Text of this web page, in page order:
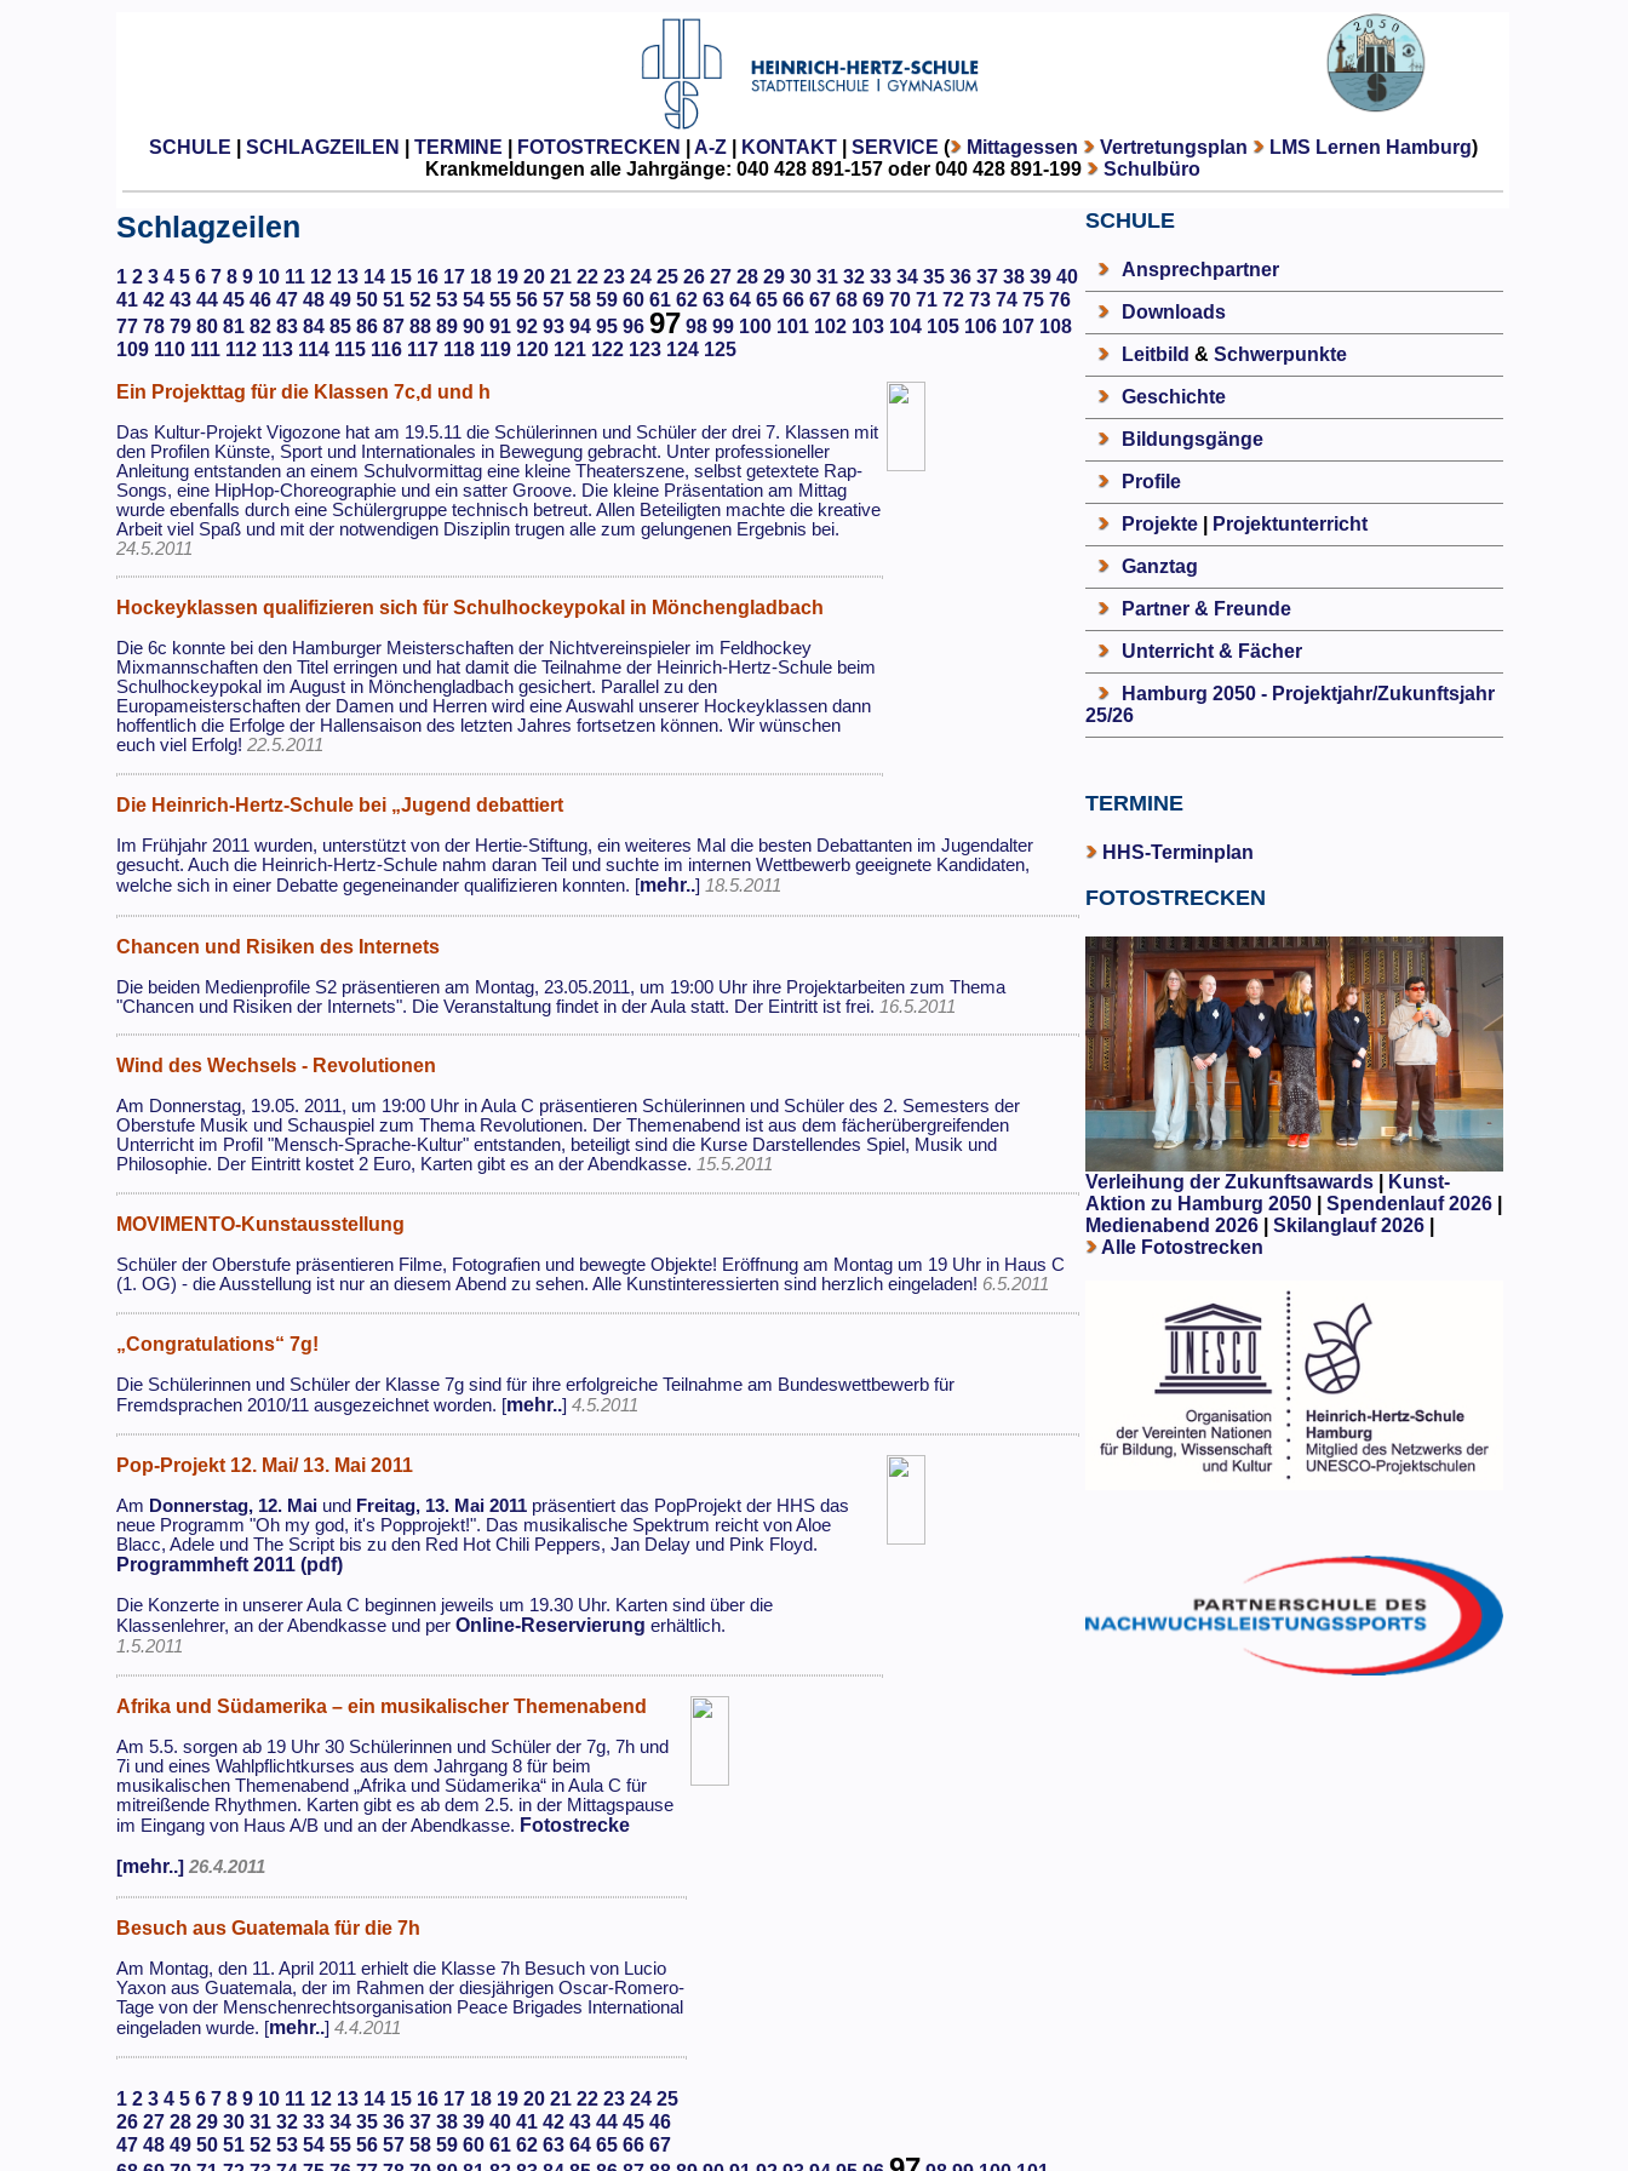
SCHULE SCHLAGZEILEN TERMINE FOTOSTRECKEN A-Z| KONTAKT| SERVICE ( Mittagessen Vertretungsplan LMS Lernen Hamburg)
Krankmeldungen alle Jahrgänge: 040 428 891-157 oder 040 428 891-199
Schulbüro
Schlagzeilen
1 2 3 4 5 6 7 8 9 10 11 12 13 14 15 16 17 18 19 20 21 22 23 24 25 26 27 28 29 30 31 32 33 34 35 36 37 38 39 40
41 42 43 44 45 46 47 48 49 50 51 52 53 54 55 56 57 58 59 60 61 62 63 64 65 66 67 68 69 70 71 72 73 74 75 76
77 78 79 80 81 82 83 84 85 86 87 88 89 90 91 92 93 94 95 96 97 98 99 100 101 102 103 104 105 106 107 108
109 110 111 112 113 114 115 116 117 118 119 120 121 122 123 124 125
Ein Projekttag für die Klassen 7c,d und h
Das Kultur-Projekt Vigozone hat am 19.5.11 die Schülerinnen und Schüler der drei 7. Klassen mit
den Profilen Künste, Sport und Internationales in Bewegung gebracht. Unter professioneller
Anleitung entstanden an einem Schulvormittag eine kleine Theaterszene, selbst getextete Rap-
Songs, eine HipHop-Choreographie und ein satter Groove. Die kleine Präsentation am Mittag
wurde ebenfalls durch eine Schülergruppe technisch betreut. Allen Beteiligten machte die kreative
Arbeit viel Spaß und mit der notwendigen Disziplin trugen alle zum gelungenen Ergebnis bei.
24.5.2011
Hockeyklassen qualifizieren sich für Schulhockeypokal in Mönchengladbach
Die 6c konnte bei den Hamburger Meisterschaften der Nichtvereinspieler im Feldhockey
Mixmannschaften den Titel erringen und hat damit die Teilnahme der Heinrich-Hertz-Schule beim
Schulhockeypokal im August in Mönchengladbach gesichert. Parallel zu den
Europameisterschaften der Damen und Herren wird eine Auswahl unserer Hockeyklassen dann
hoffentlich die Erfolge der Hallensaison des letzten Jahres fortsetzen können. Wir wünschen
euch viel Erfolg!22.5.2011
Die Heinrich-Hertz-Schule bei „Jugend debattiert
Im Frühjahr 2011 wurden, unterstützt von der Hertie-Stiftung, ein weiteres Mal die besten Debattanten im Jugendalter
gesucht. Auch die Heinrich-Hertz-Schule nahm daran Teil und suchte im internen Wettbewerb geeignete Kandidaten,
welche sich in einer Debatte gegeneinander qualifizieren konnten. [mehr..] 18.5.2011
Chancen und Risiken des Internets
Die beiden Medienprofile S2 präsentieren am Montag, 23.05.2011, um 19:00 Uhr ihre Projektarbeiten zum Thema
"Chancen und Risiken der Internets". Die Veranstaltung findet in der Aula statt. Der Eintritt ist frei. 16.5.2011
Wind des Wechsels - Revolutionen
Am Donnerstag, 19.05. 2011, um 19:00 Uhr in Aula C präsentieren Schülerinnen und Schüler des 2. Semesters der
Oberstufe Musik und Schauspiel zum Thema Revolutionen. Der Themenabend ist aus dem fächerübergreifenden
Unterricht im Profil "Mensch-Sprache-Kultur" entstanden, beteiligt sind die Kurse Darstellendes Spiel, Musik und
Philosophie. Der Eintritt kostet 2 Euro, Karten gibt es an der Abendkasse.15.5.2011
MOVIMENTO-Kunstausstellung
Schüler der Oberstufe präsentieren Filme, Fotografien und bewegte Objekte! Eröffnung am Montag um 19 Uhr in Haus C
(1. OG) - die Ausstellung ist nur an diesem Abend zu sehen. Alle Kunstinteressierten sind herzlich eingeladen! 6.5.2011
„Congratulations“ 7g!
Die Schülerinnen und Schüler der Klasse 7g sind für ihre erfolgreiche Teilnahme am Bundeswettbewerb für
Fremdsprachen 2010/11 ausgezeichnet worden. [mehr..]4.5.2011
Pop-Projekt 12. Mai/ 13. Mai 2011
Am Donnerstag, 12. Mai und Freitag, 13. Mai 2011 präsentiert das PopProjekt der HHS das
neue Programm "Oh my god, it's Popprojekt!". Das musikalische Spektrum reicht von Aloe
Blacc, Adele und The Script bis zu den Red Hot Chili Peppers, Jan Delay und Pink Floyd.
Programmheft 2011 (pdf)
Die Konzerte in unserer Aula C beginnen jeweils um 19.30 Uhr. Karten sind über die
Klassenlehrer, an der Abendkasse und perOnline-Reservierung erhältlich.
1.5.2011
Afrika und Südamerika – ein musikalischer Themenabend
Am 5.5. sorgen ab 19 Uhr 30 Schülerinnen und Schüler der 7g, 7h und
7i und eines Wahlpflichtkurses aus dem Jahrgang 8 für beim
musikalischen Themenabend „Afrika und Südamerika“ in Aula C für
mitreißende Rhythmen. Karten gibt es ab dem 2.5. in der Mittagspause
im Eingang von Haus A/B und an der Abendkasse. Fotostrecke
[mehr..]26.4.2011
Besuch aus Guatemala für die 7h
Am Montag, den 11. April 2011 erhielt die Klasse 7h Besuch von Lucio
Yaxon aus Guatemala, der im Rahmen der diesjährigen Oscar-Romero-
Tage von der Menschenrechtsorganisation Peace Brigades International
eingeladen wurde. [mehr..]4.4.2011
1 2 3 4 5 6 7 8 9 10 11 12 13 14 15 16 17 18 19 20 21 22 23 24 25
26 27 28 29 30 31 32 33 34 35 36 37 38 39 40 41 42 43 44 45 46
47 48 49 50 51 52 53 54 55 56 57 58 59 60 61 62 63 64 65 66 67
SCHULE
Ansprechpartner
Downloads
Leitbild & Schwerpunkte
Geschichte
Bildungsgänge
Profile
Projekte| Projektunterricht
Ganztag
Partner & Freunde
Unterricht & Fächer
Hamburg 2050 - Projektjahr/Zukunftsjahr
25/26
TERMINE
HHS-Terminplan
FOTOSTRECKEN
Verleihung der Zukunftsawards|
Kunst-
Aktion zu Hamburg 2050
Spendenlauf 2026|
Medienabend 2026| Skilanglauf 2026|
Alle Fotostrecken